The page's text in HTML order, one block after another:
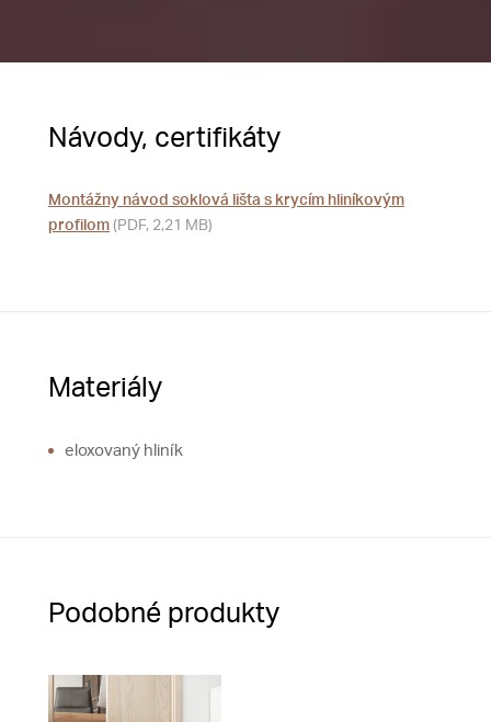
Návody, certifikáty
Montážny návod soklová lišta s krycím hliníkovým
profilom (PDF, 2,21 MB)
Materiály
eloxovaný hliník
Podobné produkty